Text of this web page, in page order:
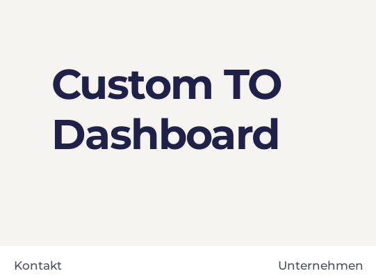
Custom TO
Dashboard
Kontakt
Unternehmen